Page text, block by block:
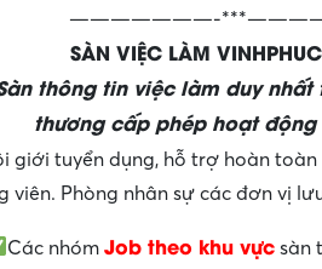
———————-
SÀN VIỆC LÀM
thông tin việc làm duy
thương cấp phép hoạt
giới tuyển dụng, hỗ trợ hoàn
viên. Phòng nhân sự các đơn vị
Các nhóm Job theo khu vựcsàn